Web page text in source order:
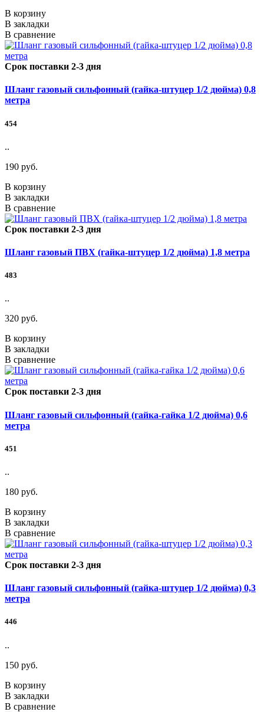
В корзину
В закладки
В сравнение
Срок поставки 2-3 дня
Шланг газовый сильфонный (гайка-штуцер 1/2 дюйма) 0,8
метра
454
..
190 руб.
В корзину
В закладки
В сравнение
Срок поставки 2-3 дня
Шланг газовый ПВХ (гайка-штуцер 1/2 дюйма) 1,8 метра
483
..
320 руб.
В корзину
В закладки
В сравнение
Срок поставки 2-3 дня
Шланг газовый сильфонный (гайка-гайка 1/2 дюйма) 0,6
метра
451
..
180 руб.
В корзину
В закладки
В сравнение
Срок поставки 2-3 дня
Шланг газовый сильфонный (гайка-штуцер 1/2 дюйма) 0,3
метра
446
..
150 руб.
В корзину
В закладки
В сравнение